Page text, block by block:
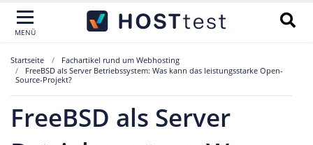
MENÜ
Startseite
Fachartikel rund um Webhosting
FreeBSD als Server Betriebssystem: Was kann das leistungsstarke Open-
Source-Projekt?
FreeBSD als Server